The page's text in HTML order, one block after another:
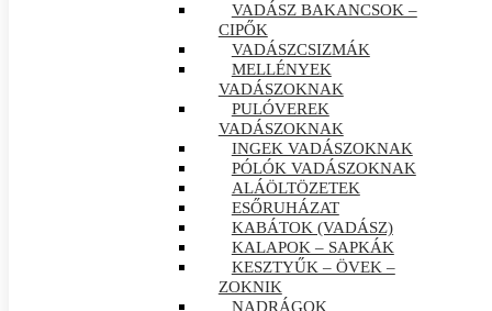
VADÁSZ BAKANCSOK –
CIPŐK
VADÁSZCSIZMÁK
MELLÉNYEK
VADÁSZOKNAK
PULÓVEREK
VADÁSZOKNAK
INGEK VADÁSZOKNAK
PÓLÓK VADÁSZOKNAK
ALÁÖLTÖZETEK
ESŐRUHÁZAT
KABÁTOK (VADÁSZ)
KALAPOK – SAPKÁK
KESZTYŰK – ÖVEK –
ZOKNIK
NADRÁGOK